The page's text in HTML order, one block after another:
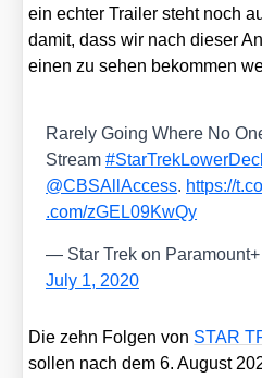
ein ech­ter Trai­ler steht noch
damit, dass wir nach die­ser
einen zu sehen bekom­men
Rare­ly Going Whe­re No
Stream
@CBSAllAccess. https://
.com/​z​G​E​L​0​9​K​wQy
— Star Trek on
July 1, 2020
Die zehn Fol­gen von STAR
sol­len nach dem 6. August